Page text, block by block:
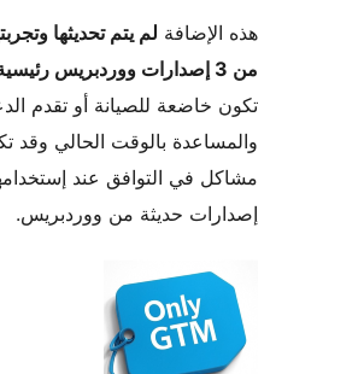
لم يتم تحديثها وتجربتها لأكثر
. قد لا
للصيانة أو تقدم الدعم
بالوقت الحالي وقد تكون بها
في التوافق عند إستخدامها مع
حديثة من ووردبريس.